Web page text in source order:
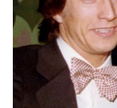
oblačila pogost